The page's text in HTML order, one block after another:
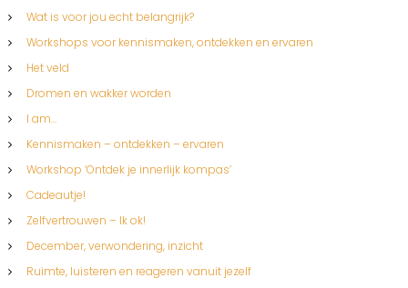
Wat is voor jou echt belangrijk?
Workshops voor kennismaken, ontdekken en ervaren
Het veld
Dromen en wakker worden
I am…
Kennismaken – ontdekken – ervaren
Workshop ‘Ontdek je innerlijk kompas’
Cadeautje!
Zelfvertrouwen – Ik ok!
December, verwondering, inzicht
Ruimte, luisteren en reageren vanuit jezelf